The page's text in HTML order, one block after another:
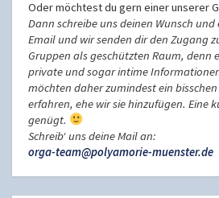
Oder möchtest du gern einer unserer
Dann schreibe uns deinen Wunsch
Email und wir senden dir den Zugang
Gruppen als geschützten Raum, denn
private und sogar intime
möchten daher zumindest ein
erfahren, ehe wir sie hinzufügen. Eine
genügt.
Schreib‘ uns deine Mail an:
orga-team@polyamorie-muenster.de